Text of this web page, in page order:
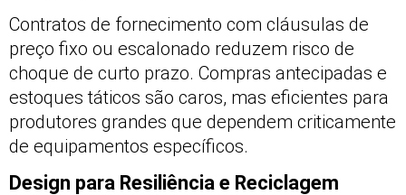
Contratos de fornecimento com cláusulas de
preço fixo ou escalonado reduzem risco de
choque de curto prazo. Compras antecipadas e
estoques táticos são caros, mas eficientes para
produtores grandes que dependem criticamente
de equipamentos específicos.
Design para Resiliência e Reciclagem